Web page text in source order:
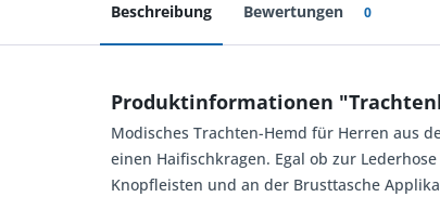
Beschreibung Bewertungen 0
Produktinformationen
Modisches Trachten-Hemd für Herren aus
einen Haifischkragen. Egal ob zur
Knopfleisten und an der Brusttasche